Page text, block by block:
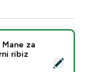
Lion's
za
ribiz